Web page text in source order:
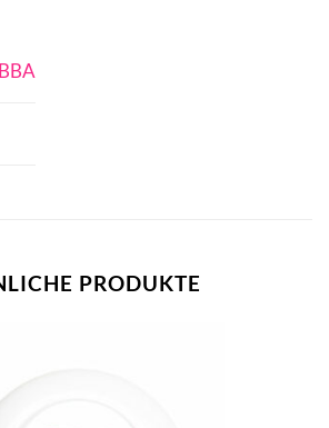
PRODUKTE